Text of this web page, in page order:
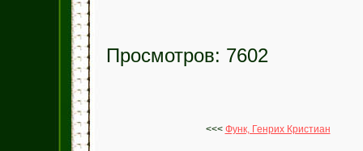
Просмотров: 7602
<<< Функ, Генрих Кристиан